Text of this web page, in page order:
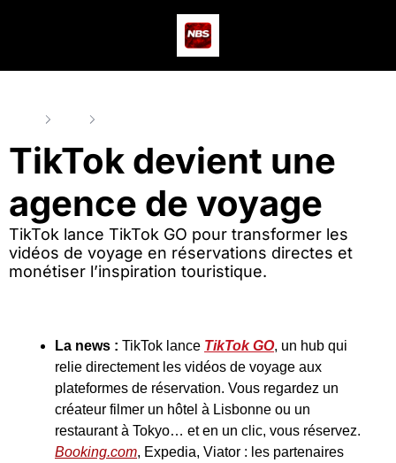
TikTok devient une
agence de voyage
TikTok lance TikTok GO pour transformer les
vidéos de voyage en réservations directes et
monétiser l’inspiration touristique.
La news : TikTok lance TikTok GO, un hub qui
relie directement les vidéos de voyage aux
plateformes de réservation. Vous regardez un
créateur filmer un hôtel à Lisbonne ou un
Booking.com, Expedia, Viator : les partenaires